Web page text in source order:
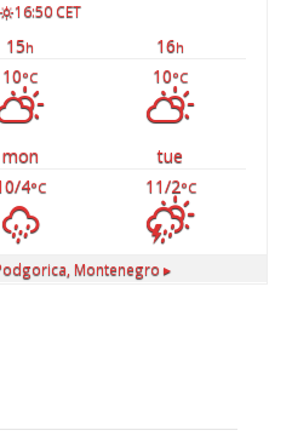
16:50 CET
15h 16h
10°C 10°C
mon
tue
4°C 11/2°C
Montenegro ▸